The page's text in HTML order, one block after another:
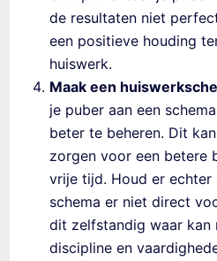
de resultaten niet
een positieve houding
huiswerk.
Maak een
je puber aan een
beter te beheren. Dit
zorgen voor een betere
vrije tijd. Houd er echter
schema er niet direct
dit zelfstandig waar kan
discipline en